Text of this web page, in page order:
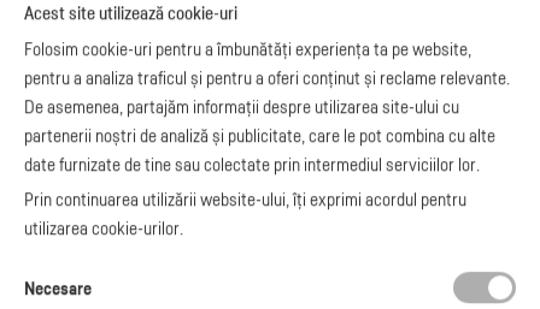
Exemple de facturi
Model factură
Manual de
facturare
Legislaţie facturi
Facturare online
blog.factureaza.ro
e-Factura B2C
API e-Factura
e-Transport
Integrare Stripe
Integrare
SmartFintech
Integrare PrestaShop
ajutor?
Acest site utilizează cookie-uri
Folosim cookie-uri pentru a îmbunătăți experiența ta pe website,
pentru a analiza traficul și pentru a oferi conținut și reclame relevante.
De asemenea, partajăm informații despre utilizarea site-ului cu
partenerii noștri de analiză și publicitate, care le pot combina cu alte
date furnizate de tine sau colectate prin intermediul serviciilor lor.
Prin continuarea utilizării website-ului, îți exprimi acordul pentru
utilizarea cookie-urilor.
Necesare